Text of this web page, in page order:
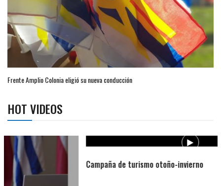
Frente Amplio Colonia eligió su nueva conducción
HOT VIDEOS
Campaña de turismo otoño-invierno